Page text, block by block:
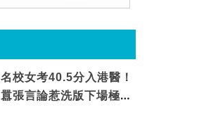
名校女考40.5分入港醫！
囂張言論惹洗版下場極震